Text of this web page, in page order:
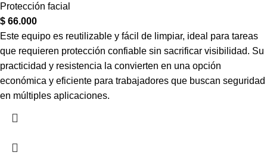
Protección facial
$ 66.000
Este equipo es reutilizable y fácil de limpiar, ideal para tareas
que requieren protección confiable sin sacrificar visibilidad. Su
practicidad y resistencia la convierten en una opción
económica y eficiente para trabajadores que buscan seguridad
en múltiples aplicaciones.